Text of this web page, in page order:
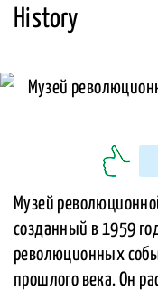
History
Музей
созданный в 1959
революционных
прошлого века. Он